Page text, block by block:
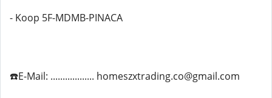
- Koop 5F-MDMB-PINACA
☎️E-Mail: .................. homeszxtrading.co@gmail.com